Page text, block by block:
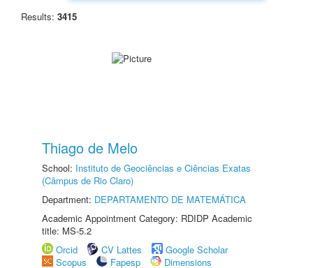
Results: 3415
Thiago de Melo
School: Instituto de Geociências e Ciências Exatas
(Câmpus de Rio Claro)
Department: DEPARTAMENTO DE MATEMÁTICA
Academic Appointment Category: RDIDP Academic
title: MS-5.2
Orcid
CV Lattes
Google Scholar
Scopus
Fapesp
Dimensions